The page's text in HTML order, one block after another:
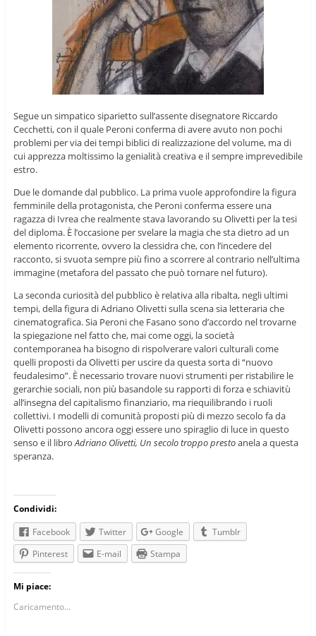
Segue un simpatico siparietto sull’assente disegnatore Riccardo
Cecchetti, con il quale Peroni conferma di avere avuto non pochi
problemi per via dei tempi biblici di realizzazione del volume, ma di
cui apprezza moltissimo la genialità creativa e il sempre imprevedibile
estro.
Due le domande dal pubblico. La prima vuole approfondire la figura
femminile della protagonista, che Peroni conferma essere una
ragazza di Ivrea che realmente stava lavorando su Olivetti per la tesi
del diploma. È l’occasione per svelare la magia che sta dietro ad un
elemento ricorrente, ovvero la clessidra che, con l’incedere del
racconto, si svuota sempre più fino a scorrere al contrario nell’ultima
immagine (metafora del passato che può tornare nel futuro).
La seconda curiosità del pubblico è relativa alla ribalta, negli ultimi
tempi, della figura di Adriano Olivetti sulla scena sia letteraria che
cinematografica. Sia Peroni che Fasano sono d’accordo nel trovarne
la spiegazione nel fatto che, mai come oggi, la società
contemporanea ha bisogno di rispolverare valori culturali come
quelli proposti da Olivetti per uscire da questa sorta di “nuovo
feudalesimo”. È necessario trovare nuovi strumenti per ristabilire le
gerarchie sociali, non più basandole su rapporti di forza e schiavitù
all’insegna del capitalismo finanziario, ma riequilibrando i ruoli
collettivi. I modelli di comunità proposti più di mezzo secolo fa da
Olivetti possono ancora oggi essere uno spiraglio di luce in questo
senso e il libroAdriano Olivetti, Un secolo troppo prestoanela a questa
speranza.
Condividi:
Facebook
Twitter Google
Tumblr
Pinterest
E-mail Stampa
Mi piace:
Caricamento...